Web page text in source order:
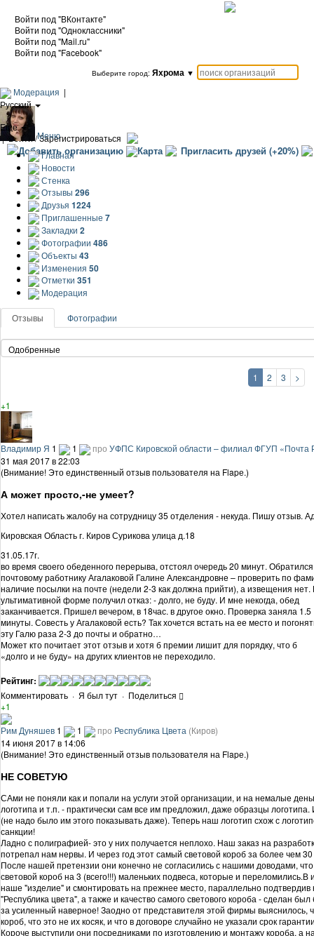
Войти под "ВКонтакте"
Войти под "Одноклассники"
Войти под "Mail.ru"
Войти под "Facebook"
Выберите город: Яхрома ▼
Модерация |
Русский
|
Еще
|
Войти / Зарегистрироваться
Добавить организацию Карта Пригласить друзей (+20%)
Меню
Главная
Новости
Стенка
Отзывы 296
Друзья 1224
Приглашенные 7
Закладки 2
Фотографии 486
Объекты 43
Изменения 50
Отметки 351
Модерация
Отзывы Фотографии
1 2 3 >
+1
Владимир Я 1 1 про УФПС Кировской области – филиал ФГУП «Почта
31 мая 2017 в 22:03
(Внимание! Это единственный отзыв пользователя на Flapе.)
А может просто,-не умеет?
Хотел написать жалобу на сотрудницу 35 отделения - некуда. Пишу отзыв.
Кировская Область г. Киров Сурикова улица д.18
31.05.17г.
во время своего обеденного перерыва, отстоял очередь 20 минут. Обратился
почтовому работнику Агалаковой Галине Александровне – проверить по
наличие посылки на почте (недели 2-3 как должна прийти), а извещения нет.
ультимативной форме получил отказ: - долго, не буду. И мне некогда, обед
заканчивается. Пришел вечером, в 18час. в другое окно. Проверка заняла 1.5
минуты. Совесть у Агалаковой есть? Так хочется встать на ее место и
эту Галю раза 2-3 до почты и обратно…
Может кто почитает этот отзыв и хотя б премии лишит для порядку, что б
«долго и не буду» на других клиентов не переходило.
Рейтинг:
Комментировать · Я был тут · Поделиться
+1
Рим Дуняшев 1 1 про Республика Цвета (Киров)
14 июня 2017 в 14:06
(Внимание! Это единственный отзыв пользователя на Flapе.)
НЕ СОВЕТУЮ
САми не поняли как и попали на услуги этой организации, и на немалые
логотипа и т.п. - практически сам все им предложил, даже образцы
(не надо было им этого показывать даже). Теперь наш логотип схож с
санкции!
Ладно с полиграфией- это у них получается неплохо. Наш заказ на
потрепал нам нервы. И через год этот самый световой короб за более чем
После нашей претензии они конечно не согласились с нашими доводами,
световой короб на 3 (всего!!!) маленьких подвеса, которые и
наше "изделие" и смонтировать на прежнее место, параллельно
"Республика цвета", а также и качество самого светового короба - сделан
за усиленный наверное! Заодно от представителя этой фирмы выяснилось,
короб, что это не их косяк, и что в договоре случайно не указали срок
Короче выступили они посредниками по изготовлению и монтажу короба, а